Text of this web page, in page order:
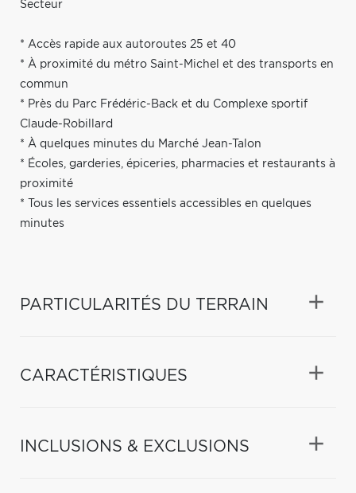
Secteur
* Accès rapide aux autoroutes 25 et 40
* À proximité du métro Saint-Michel et des transports en
commun
* Près du Parc Frédéric-Back et du Complexe sportif
Claude-Robillard
* À quelques minutes du Marché Jean-Talon
* Écoles, garderies, épiceries, pharmacies et restaurants à
proximité
* Tous les services essentiels accessibles en quelques
minutes
PARTICULARITÉS DU TERRAIN
CARACTÉRISTIQUES
INCLUSIONS & EXCLUSIONS